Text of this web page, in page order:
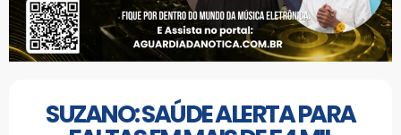
SUZANO: SAÚDE ALERTA PARA